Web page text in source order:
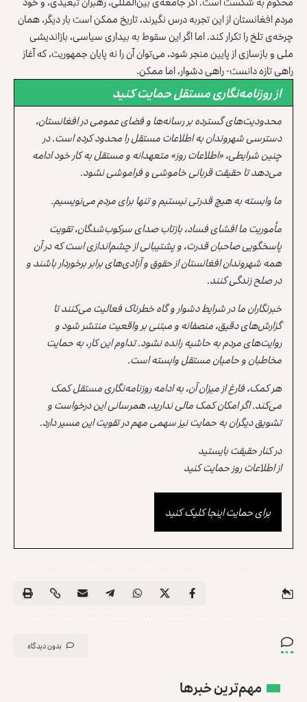
مردم افغانستان از این تجربه درس نگیرند، تاریخ ممکن است بار دیگر، همان
چرخه‌ی تلخ را تکرار کند. اما اگر این سقوط به بیداری سیاسی، بازاندیشی
ملی و بازسازی از پایین منجر شود، می‌توان آن را نه پایان جمهوریت، که آغاز
راهی تازه دانست- راهی دشوار، اما ممکن.
از روزنامه‌نگاری مستقل حمایت کنید
محدودیت‌های گسترده بر رسانه‌ها و فضای عمومی در افغانستان،
دسترسی شهروندان به اطلاعات مستقل را محدود کرده است. در
چنین شرایطی، «اطلاعات روز» متعهدانه و مستقل به کار خود ادامه
می‌دهد تا حقیقت قربانی خاموشی و فراموشی نشود.
ما وابسته به هیچ قدرتی نیستیم و تنها برای مردم می‌نویسیم.
مأموریت ما افشای فساد، بازتاب صدای سرکوب‌شدگان، تقویت
پاسخگویی صاحبان قدرت، و پشتیبانی از چشم‌اندازی است که در آن
همه شهروندان افغانستان از حقوق و آزادی‌های برابر برخوردار باشند و
در صلح زندگی کنند.
خبرنگاران ما در شرایط دشوار و گاه خطرناک فعالیت می‌کنند تا
گزارش‌های دقیق، منصفانه و مبتنی بر واقعیت منتشر شود و
روایت‌های مردم به حاشیه رانده نشود. تداوم این کار، به حمایت
مخاطبان و حامیان مستقل وابسته است.
هر کمک، فارغ از میزان آن، به ادامه روزنامه‌نگاری مستقل کمک
می‌کند. اگر امکان کمک مالی ندارید، همرسانی این درخواست و
تشویق دیگران به حمایت نیز سهمی مهم در تقویت این مسیر دارد.
در کنار حقیقت بایستید
از اطلاعات روز حمایت کنید
برای حمایت اینجا کلیک کنید
بدون دیدگاه
مهم‌ترین خبرها